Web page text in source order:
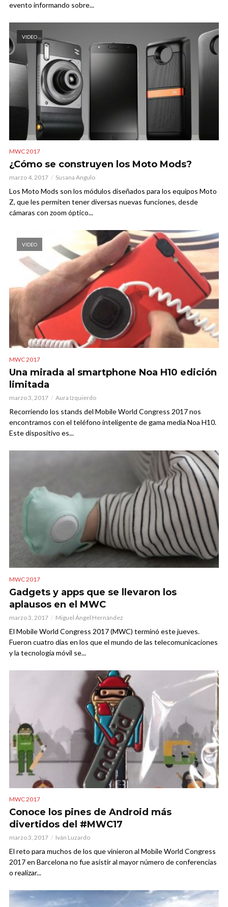
evento informando sobre...
VIDEO
MWC 2017
¿Cómo se construyen los Moto Mods?
marzo 4, 2017 Susana Angulo
Los Moto Mods son los módulos diseñados para los equipos Moto
Z, que les permiten tener diversas nuevas funciones, desde
cámaras con zoom óptico...
VIDEO
MWC 2017
Una mirada al smartphone Noa H10 edición
limitada
marzo 3, 2017 Aura Izquierdo
Recorriendo los stands del Mobile World Congress 2017 nos
encontramos con el teléfono inteligente de gama media Noa H10.
Este dispositivo es...
MWC 2017
Gadgets y apps que se llevaron los
aplausos en el MWC
marzo 3, 2017 Miguel Ángel Hernández
El Mobile World Congress 2017 (MWC) terminó este jueves.
Fueron cuatro días en los que el mundo de las telecomunicaciones
y la tecnología móvil se...
MWC 2017
Conoce los pines de Android más
divertidos del #MWC17
marzo 3, 2017 Iván Luzardo
El reto para muchos de los que vinieron al Mobile World Congress
2017 en Barcelona no fue asistir al mayor número de conferencias
o realizar...